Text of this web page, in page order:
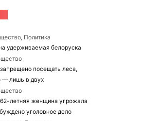
Политика
удерживаемая белоруска
посещать леса,
— лишь в двух
летняя женщина угрожала
уголовное дело